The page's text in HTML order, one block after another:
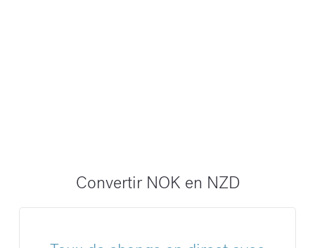
Convertir NOK en NZD